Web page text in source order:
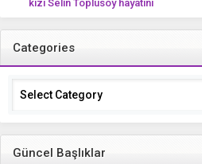
kızı Selin Toplusoy hayatını
kaybetti! ‘Ah dünya güzeli melek’
Categories
Categories
Güncel Başlıklar